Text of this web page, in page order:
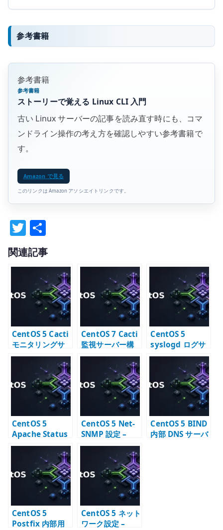
参考書籍
参考書籍
参考書籍
ストーリーで覚える Linux CLI 入門
古い Linux サーバーの記事を読み直す時にも、コマ
ンドライン操作の考え方を確認しやすい参考書籍で
す。
Amazon で見る
このリンクは Amazon アソシエイトリンクです。
T
w
it
te
r
有
関連記事
CentOS 5 Cacti
モニタリングサ
ーバー構築 –
RRDtool と
SNMP 監視
CentOS 7 Cacti
監視サーバー構
築 – リソースグ
ラフ監視の基本
CentOS 5
syslogd ログサ
ーバー構築 –
syslog の受信と
CentOS 5
Apache Status
の確認 –
mod_status で
稼働状態を見る
CentOS 5 Net-
SNMP 設定 –
snmpd と監視項
目の基本
CentOS 5 BIND
内部 DNS サーバ
CentOS 5
Postfix 内部用
CentOS 5 ネット
ワーク設定 –